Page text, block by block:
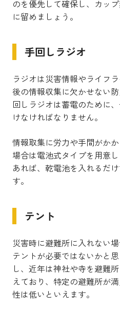
のを優先して確保し、カッ
に留めましょう。
手回しラジオ
ラジオは災害情報やライフ
後の情報収集に欠かせない
回しラジオは蓄電のために
けなければなりません。
情報取集に労力や手間がか
場合は電池式タイプを用意
あれば、乾電池を入れるだ
す。
テント
災害時に避難所に入れない
テントが必要ではないかと
し、近年は神社や寺を避難
えており、特定の避難所が
性は低いといえます。